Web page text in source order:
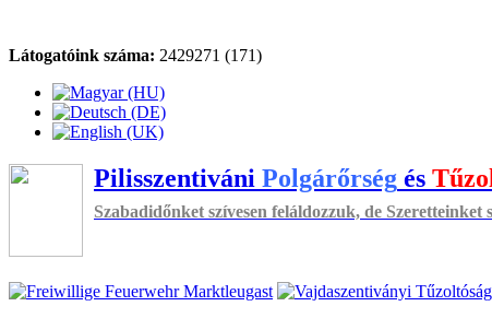
Látogatóink száma: 2429271 (171)
Pilisszentiváni Polgárőrség és
Szabadidőnket szívesen feláldozzuk, de Szeretteinket